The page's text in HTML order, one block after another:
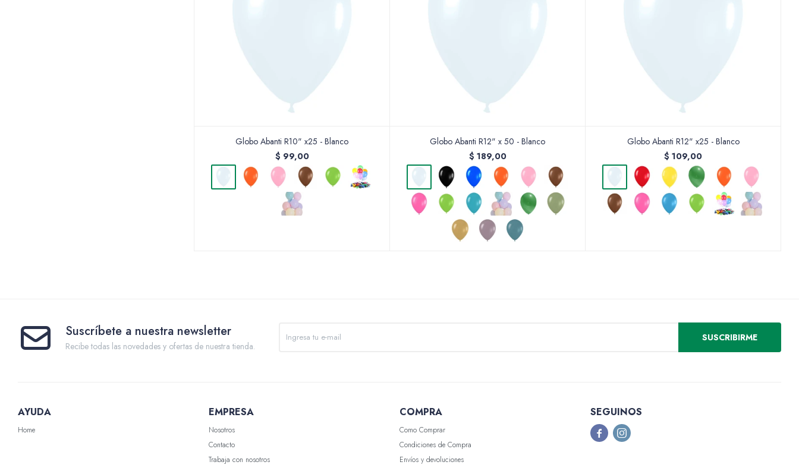
Globo Abanti R10" x25 - Blanco
$ 99,00
Globo Abanti R12" x 50 - Blanco
$ 189,00
Globo Abanti R12" x25 - Blanco
$ 109,00
Suscríbete a nuestra newsletter
Recibe todas las novedades y ofertas de nuestra tienda.
SUSCRIBIRME
AYUDA
Home
EMPRESA
Nosotros
Contacto
Trabaja con nosotros
COMPRA
Como Comprar
Condiciones de Compra
Envíos y devoluciones
SEGUINOS
 